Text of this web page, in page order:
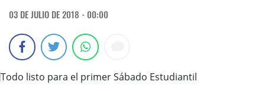
03 DE JULIO DE 2018 - 00:00